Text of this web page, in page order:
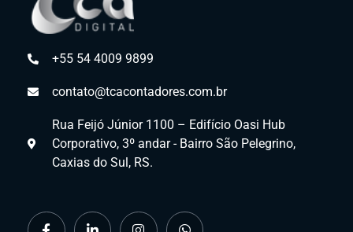
+55 54 4009 9899
contato@tcacontadores.com.br
Rua Feijó Júnior 1100 – Edifício Oasi Hub
Corporativo, 3º andar - Bairro São Pelegrino,
Caxias do Sul, RS.